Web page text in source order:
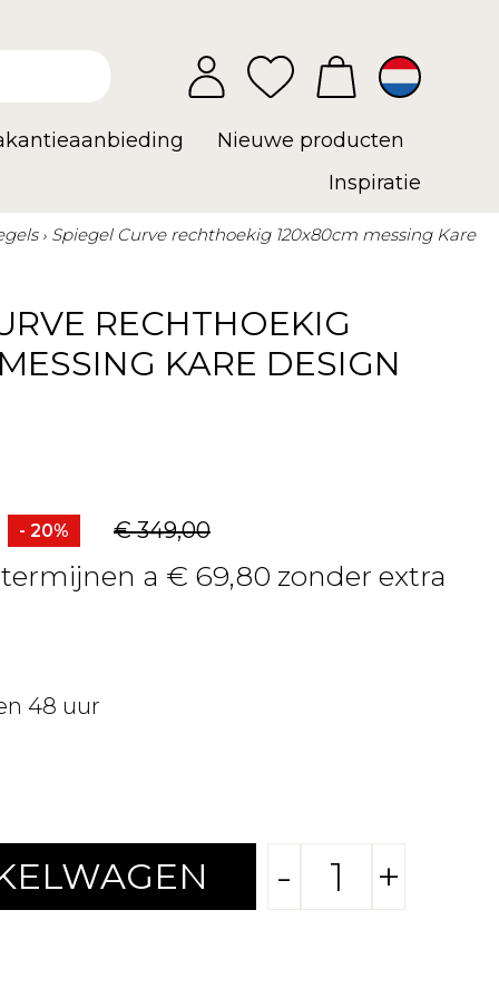
Nieuwe producten
Inspiratie
Spiegel Curve rechthoekig 120x80cm messing Kare
RECHTHOEKIG
KARE DESIGN
- 20% € 349,00
a € 69,80 zonder extra
48 uur
- +